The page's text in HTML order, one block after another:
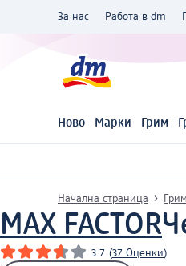
За нас Работа в dm
Ново Марки Грим
Начална страница Грим
MAX FACTOR
3.7 (37 Оценки)